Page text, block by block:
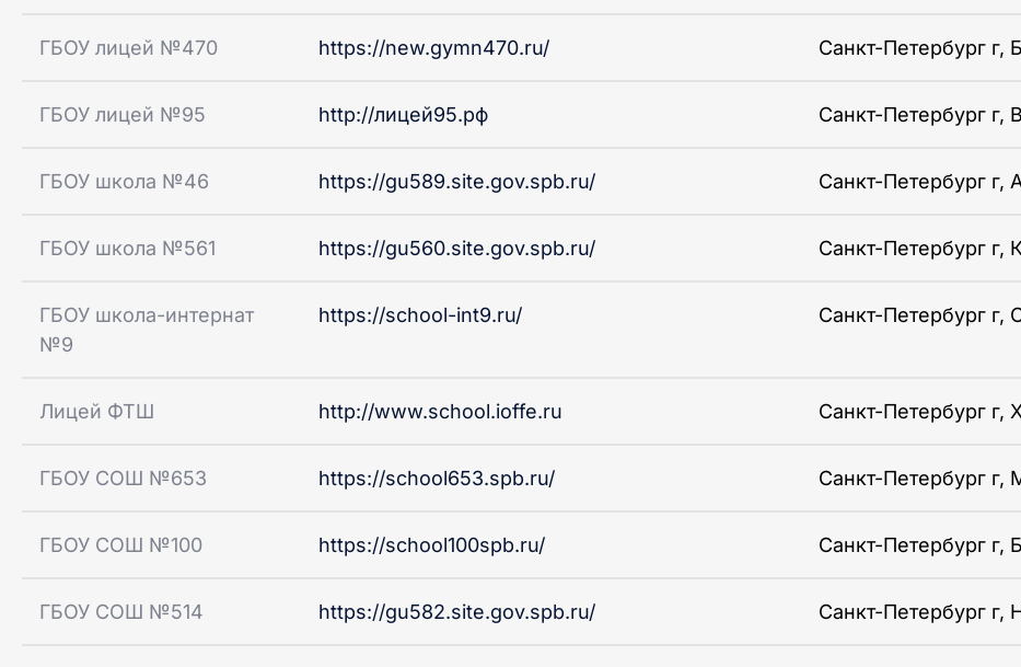
ГБОУ лицей №470 https://new.gymn470.ru/ Санкт-Петербург г,
ГБОУ лицей №95 http://лицей95.рф Санкт-Петербург г,
ГБОУ школа №46 https://gu589.site.gov.spb.ru/ Санкт-Петербург г,
ГБОУ школа №561 https://gu560.site.gov.spb.ru/ Санкт-Петербург г,
ГБОУ школа-интернат
№9
https://school-int9.ru/ Санкт-Петербург г,
Лицей ФТШ http://www.school.ioffe.ru Санкт-Петербург г,
ГБОУ СОШ №653 https://school653.spb.ru/ Санкт-Петербург г,
ГБОУ СОШ №100 https://school100spb.ru/ Санкт-Петербург г,
ГБОУ СОШ №514 https://gu582.site.gov.spb.ru/ Санкт-Петербург г,